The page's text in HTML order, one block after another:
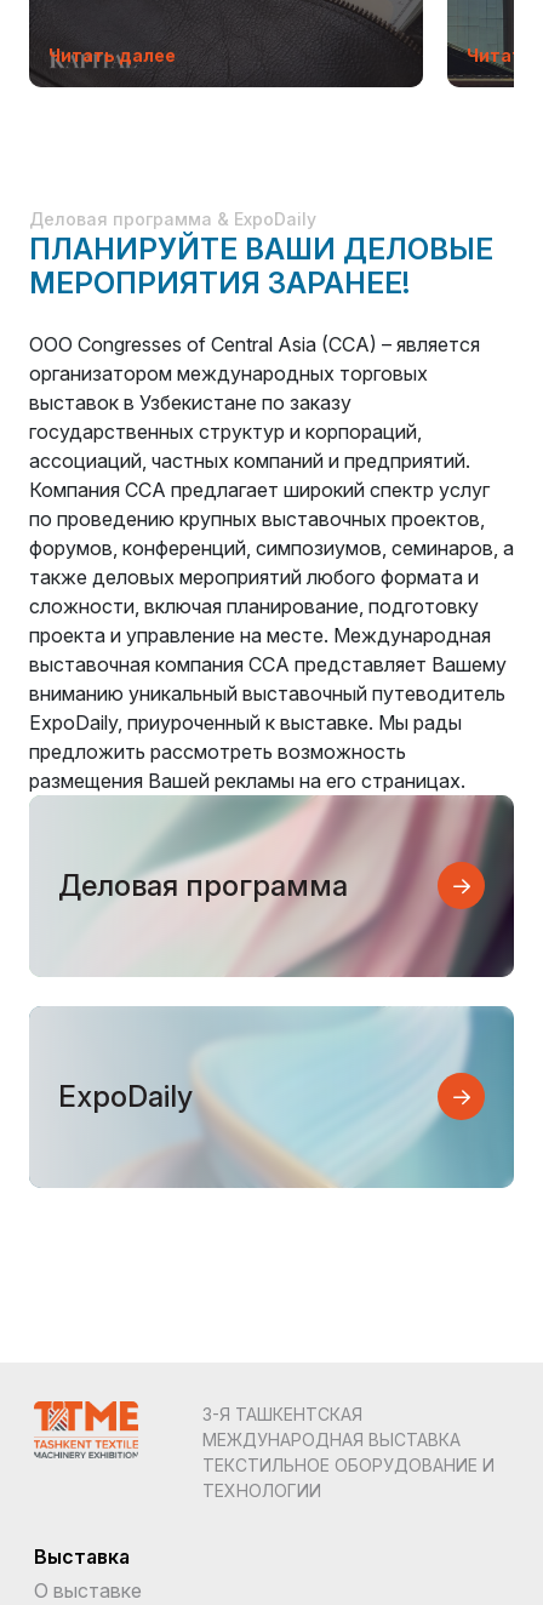
Читать далее Читать
Деловая программа & ExpoDaily
ПЛАНИРУЙТЕ ВАШИ ДЕЛОВЫЕ
МЕРОПРИЯТИЯ ЗАРАНЕЕ!
OOO Congresses of Central Asia (CCA) – является
организатором международных торговых
выставок в Узбекистане по заказу
государственных структур и корпораций,
ассоциаций, частных компаний и предприятий.
Компания CCA предлагает широкий спектр услуг
по проведению крупных выставочных проектов,
форумов, конференций, симпозиумов, семинаров, а
также деловых мероприятий любого формата и
сложности, включая планирование, подготовку
проекта и управление на месте. Международная
выставочная компания CCA представляет Вашему
вниманию уникальный выставочный путеводитель
ExpoDaily, приуроченный к выставке. Мы рады
предложить рассмотреть возможность
размещения Вашей рекламы на его страницах.
Деловая программа
ExpoDaily
3-Я ТАШКЕНТСКАЯ
МЕЖДУНАРОДНАЯ ВЫСТАВКА
ТЕКСТИЛЬНОЕ ОБОРУДОВАНИЕ И
ТЕХНОЛОГИИ
Выставка
О выставке